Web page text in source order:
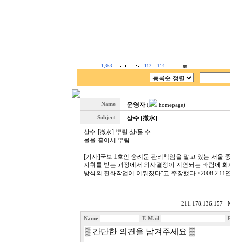
1,363 112 114
Name 운영자 ( homepage)
Subject
살수 [撒水]
살수 [撒水] 뿌릴 살/물 수
물을 흩어서 뿌림.
[기사]국보 1호인 숭례문 관리책임을 맡고 있는 서울
지휘를 받는 과정에서 의사결정이 지연되는 바람에
방식의 진화작업이 이뤄졌다"고 주장했다.<2008.2.11
211.178.136.157 -
Name E-Mail